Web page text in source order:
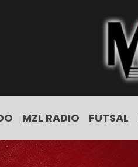
MZL RADIO FUTSAL